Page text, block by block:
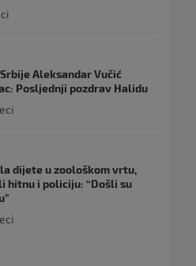
Aleksandar Vučić
Posljednji pozdrav Halidu
dijete u zoološkom vrtu,
hitnu i policiju: “Došli su